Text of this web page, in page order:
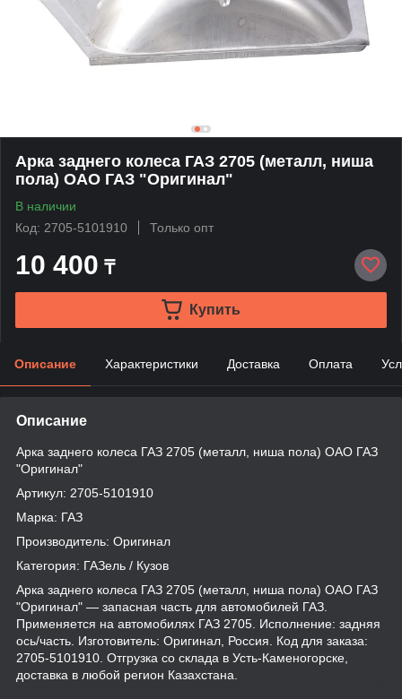
Арка заднего колеса ГАЗ 2705 (металл, ниша
пола) ОАО ГАЗ "Оригинал"
В наличии
Код: 2705-5101910
Только опт
10 400 ₸
Купить
Описание Характеристики Доставка Оплата
Описание
Арка заднего колеса ГАЗ 2705 (металл, ниша пола) ОАО ГАЗ
"Оригинал"
Артикул: 2705-5101910
Марка: ГАЗ
Производитель: Оригинал
Категория: ГАЗель / Кузов
Арка заднего колеса ГАЗ 2705 (металл, ниша пола) ОАО ГАЗ
"Оригинал" — запасная часть для автомобилей ГАЗ.
Применяется на автомобилях ГАЗ 2705. Исполнение: задняя
ось/часть. Изготовитель: Оригинал, Россия. Код для заказа:
2705-5101910. Отгрузка со склада в Усть-Каменогорске,
доставка в любой регион Казахстана.